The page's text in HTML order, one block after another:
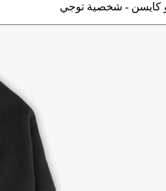
كايسن - شخصية توجي